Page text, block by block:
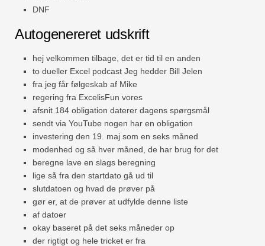
DNF
Autogenereret udskrift
hej velkommen tilbage, det er tid til en anden
to dueller Excel podcast Jeg hedder Bill Jelen
fra jeg får følgeskab af Mike
regering fra ExcelisFun vores
afsnit 184 obligation daterer dagens spørgsmål
sendt via YouTube nogen har en obligation
investering den 19. maj som en seks måned
modenhed og så hver måned, de har brug for det
beregne lave en slags beregning
lige så fra den startdato gå ud til
slutdatoen og hvad de prøver på
gør er, at de prøver at udfylde denne liste
af datoer
okay baseret på det seks måneder op
der rigtigt og hele tricket er fra